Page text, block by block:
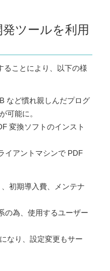
2014 リリース
R1 リリース
2010 R4.3 リリース
2013 R2 リリース
R1.1 リリース
R5 リリース
R4 リリース
ンテナンス＆サポート プラン
2013 R1.1 リリース
R4.3 リリース
2013 リリース
リリース
R4.2 リリース
Enterprise 2010 R4.1 リリー
ツールを利用
ることにより、以下の様
など慣れ親しんだプログ
可能に。
変換ソフトのインスト
イアントマシンで PDF
初期導入費、メンテナ
の為、使用するユーザー
なり、設定変更もサー